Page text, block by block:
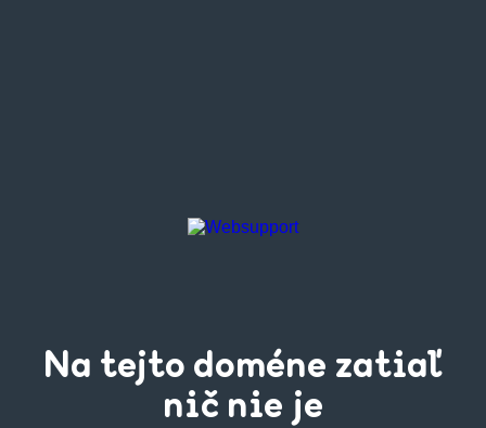
Na tejto doméne zatiaľ
nič nie je